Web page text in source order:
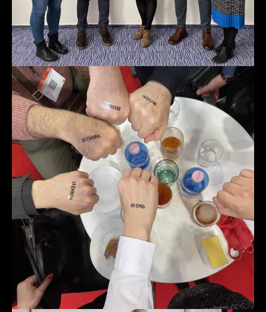
Prvorepublikový ples AOVT je místem setkání našich
přátel, obchodních partnerů i spolupracovníků.
Pravidelně podporujeme neziskové organizace. Na
přelomu roku jsme se rozhodli zrealizovat finanční
sbírku na podporu činnosti Občanské sdružení Logo.